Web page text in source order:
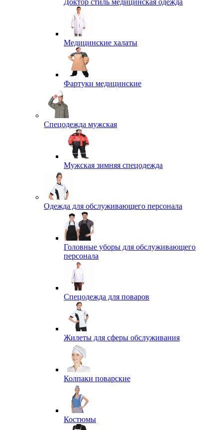
Доктор стиль медицинская одежда
Медицинские халаты
Фартуки медицинские
Спецодежда мужская
Мужская зимняя спецодежда
Одежда для обслуживающего персонала
Головные уборы для обслуживающего
персонала
Спецодежда для поваров
Жилеты для сферы обслуживания
Колпаки поварские
Костюмы